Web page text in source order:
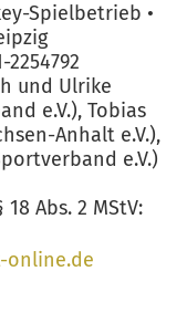
Spielbetrieb •
2254792
und Ulrike
e.V.), Tobias
Anhalt e.V.),
e.V.)
Abs. 2 MStV:
online.de